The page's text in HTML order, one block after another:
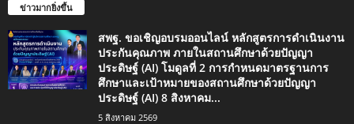
ข่าวมากยิ่งขึ้น
สพฐ. ขอเชิญอบรมออนไลน์ หลักสูตรการดำเนินงาน
ประกันคุณภาพ ภายในสถานศึกษาด้วยปัญญา
ประดิษฐ์ (AI) โมดูลที่ 2 การกำหนดมาตรฐานการ
ศึกษาและเป้าหมายของสถานศึกษาด้วยปัญญา
ประดิษฐ์ (AI) 8 สิงหาคม...
5 สิงหาคม 2569